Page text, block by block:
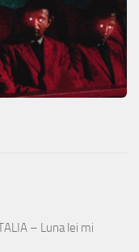
– Luna lei mi